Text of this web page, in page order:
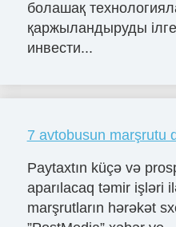
болашақ
қаржыландыруды
инвести...
7 avtobusun marşrutu
Paytaxtın küçə və
aparılacaq təmir işləri
marşrutların hərəkət